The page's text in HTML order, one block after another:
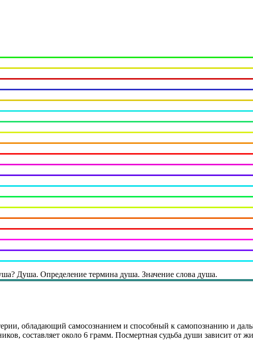
Душа. Определение термина душа. Значение слова душа.
обладающий самосознанием и способный к самопознанию и
составляет около 6 грамм. Посмертная судьба души зависит от